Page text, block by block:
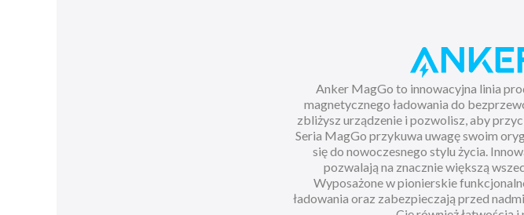
Anker MagGo to innowacyjna linia
magnetycznego ładowania do
zbliżysz urządzenie i pozwolisz, aby
Seria MagGo przykuwa uwagę swoim
się do nowoczesnego stylu życia.
pozwalają na znacznie większą
Wyposażone w pionierskie
ładowania oraz zabezpieczają przed